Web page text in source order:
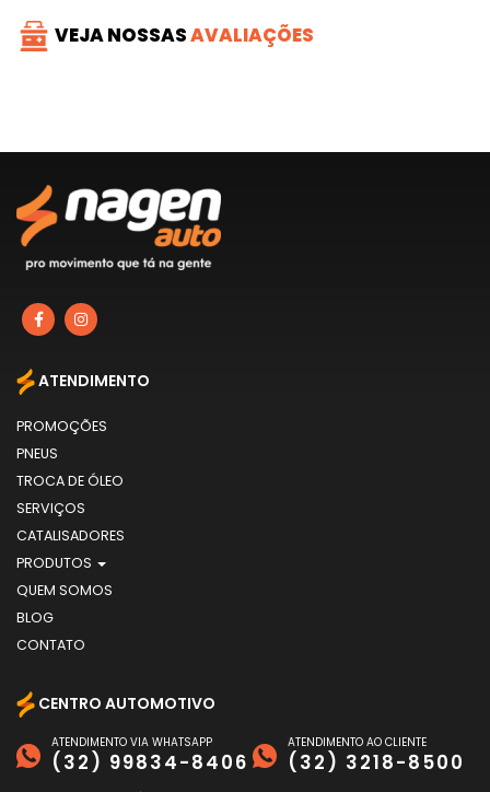
VEJA NOSSASAVALIAÇÕES
ATENDIMENTO
PROMOÇÕES
PNEUS
TROCA DE ÓLEO
SERVIÇOS
CATALISADORES
PRODUTOS
QUEM SOMOS
BLOG
CONTATO
CENTRO AUTOMOTIVO
ATENDIMENTO VIA WHATSAPP
(32) 99834-8406
ATENDIMENTO AO CLIENTE
(32) 3218-8500